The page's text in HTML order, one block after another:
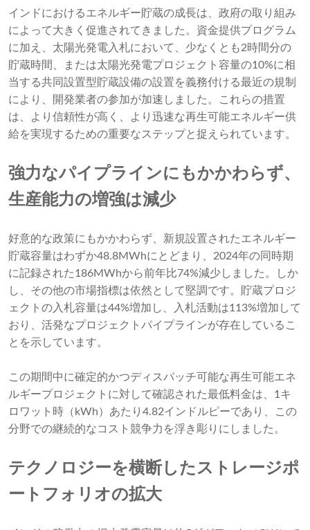
インドにおけるエネルギー貯蔵の成長は、政府の取り組み
によって大きく促進されてきました。資金提供プログラム
に加え、太陽光発電入札において、少なくとも2時間分の
貯蔵時間、または太陽光発電プロジェクト容量の10%に相
当する共同設置型貯蔵設備の設置を義務付ける最近の規制
により、開発業者の参加が加速しました。これらの措置
は、より信頼性が高く、より迅速な再生可能エネルギー供
給を実現するための重要なステップと捉えられています。
強力なパイプラインにもかかわらず、
生産能力の増強は減少
好意的な政策にもかかわらず、新規設置されたエネルギー
貯蔵容量はわずか48.8MWhにとどまり、2024年の同時期
に記録された186MWhから前年比74%減少しました。しか
し、その他の市場指標は依然として堅調です。貯蔵プロジ
ェクトの入札容量は44%増加し、入札活動は113%増加して
おり、活発なプロジェクトパイプラインが存在しているこ
とを示しています。
この期間中に確定的かつディスパッチ可能な再生可能エネ
ルギープロジェクトに対して確認された最低料金は、1キ
ロワット時（kWh）あたり4.82インドルピーであり、この
分野での継続的なコスト競争力を浮き彫りにしました。
テクノロジーを横断したストレージポ
ートフォリオの拡大